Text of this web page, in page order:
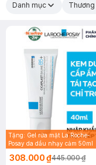
Danh mục Thương
Tặng: Gel rửa mặt La Roche-
Posay da dầu nhạy cảm 50ml
308.000 ₫445.000 ₫